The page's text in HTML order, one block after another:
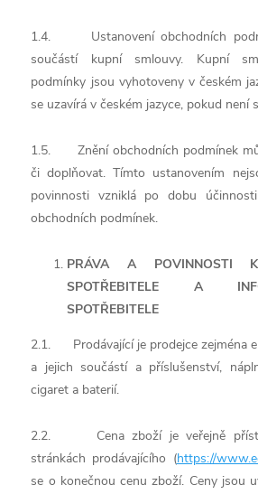
1.4. Ustanovení obchodních
součástí kupní smlouvy. Kupní
podmínky jsou vyhotoveny v českém
se uzavírá v českém jazyce, pokud není
1.5. Znění obchodních podmínek
či doplňovat. Tímto ustanovením
povinnosti vzniklá po dobu
obchodních podmínek.
PRÁVA A POVINNOSTI
SPOTŘEBITELE A
SPOTŘEBITELE
2.1. Prodávající je prodejce zejména
a jejich součástí a příslušenství,
cigaret a baterií.
2.2. Cena zboží je veřejně
stránkách prodávajícího (https://
se o konečnou cenu zboží. Ceny jsou